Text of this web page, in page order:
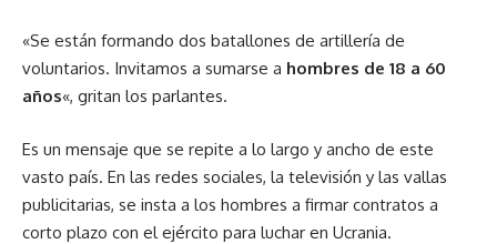
«Se están formando dos batallones de artillería de
voluntarios. Invitamos a sumarse a hombres de 18 a 60
años«, gritan los parlantes.
Es un mensaje que se repite a lo largo y ancho de este
vasto país. En las redes sociales, la televisión y las vallas
publicitarias, se insta a los hombres a firmar contratos a
corto plazo con el ejército para luchar en Ucrania.